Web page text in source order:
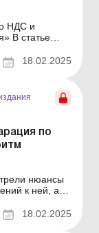
НДС и
В статье
в
18.02.2025
по
нюансы
к ней, а
и
18.02.2025